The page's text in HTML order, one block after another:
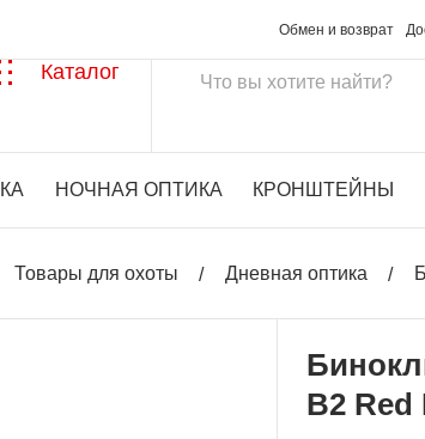
Обмен и возврат
Каталог
НОЧНАЯ ОПТИКА КРОНШТЕЙНЫ
Товары для охоты Дневная оптика
B2 Red